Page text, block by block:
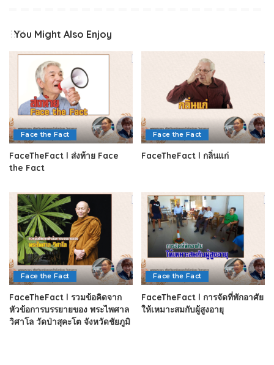
You Might Also Enjoy
Face the Fact
FaceTheFact l ส่งท้าย Face
the Fact
Face the Fact
FaceTheFact l กลิ่นแก่
Face the Fact
FaceTheFact l รวมข้อคิดจาก
หัวข้อการบรรยายของ พระไพศาล
วิศาโล วัดป่าสุคะโต จังหวัดชัยภูมิ
Face the Fact
FaceTheFact l การจัดที่พักอาศัย
ให้เหมาะสมกับผู้สูงอายุ